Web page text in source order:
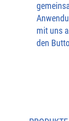
mit uns
den